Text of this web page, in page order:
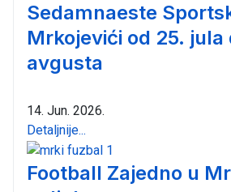
Sedamnaeste
Mrkojevići od 25. jula
avgusta
14. Jun. 2026.
Detaljnije...
Football Zajedno u